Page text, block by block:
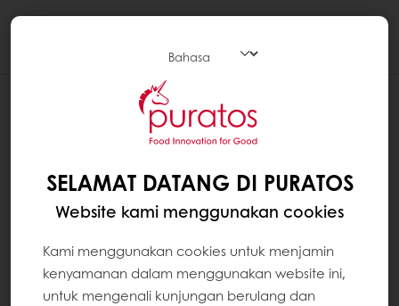
SELAMAT DATANG DI PURATOS
Website kami menggunakan cookies
Kami menggunakan cookies untuk menjamin
kenyamanan dalam menggunakan website ini,
untuk mengenali kunjungan berulang dan